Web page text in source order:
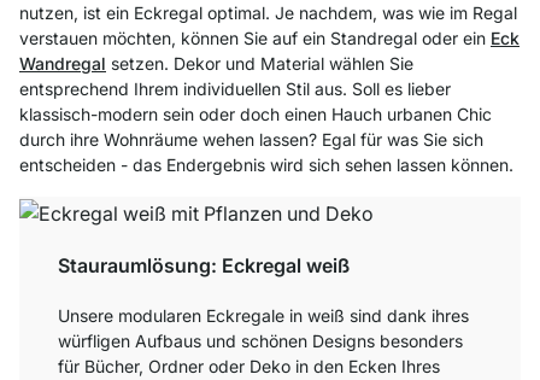
nutzen, ist ein Eckregal optimal. Je nachdem, was wie im Regal
verstauen möchten, können Sie auf ein Standregal oder ein Eck
Wandregal setzen. Dekor und Material wählen Sie
entsprechend Ihrem individuellen Stil aus. Soll es lieber
klassisch-modern sein oder doch einen Hauch urbanen Chic
durch ihre Wohnräume wehen lassen? Egal für was Sie sich
entscheiden - das Endergebnis wird sich sehen lassen können.
Stauraumlösung: Eckregal weiß
Unsere modularen Eckregale in weiß sind dank ihres
würfligen Aufbaus und schönen Designs besonders
für Bücher, Ordner oder Deko in den Ecken Ihres